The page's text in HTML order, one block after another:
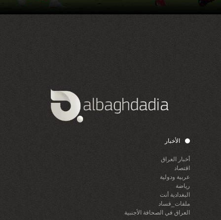
الأخبار
أخبار العراق
اقتصاد
عربية ودولية
رياضة
البغدادية أنت
ملفات_فساد
العراق في الصحافة الأجنبية